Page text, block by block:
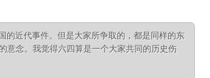
的近代事件。但是大家所争取的，都是同样的东
意念。我觉得六四算是一个大家共同的历史伤